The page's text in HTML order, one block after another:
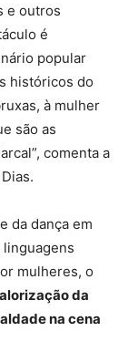
e outros
é
popular
históricos do
à mulher
são as
comenta a
da dança em
mulheres, o
da
na cena